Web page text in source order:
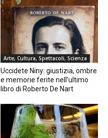
Arte, Cultura, Spettacoli, Scienza
Uccidete Niny: giustizia, ombre
e memorie ferite nell’ultimo
libro di Roberto De Nart